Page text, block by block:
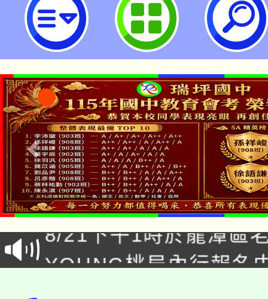
犯罪預防宣導活動相關資料-桃園
「本色祭」8/29、30在
場熱烈登場!
徵才活動。
YOUNG桃局內行報名